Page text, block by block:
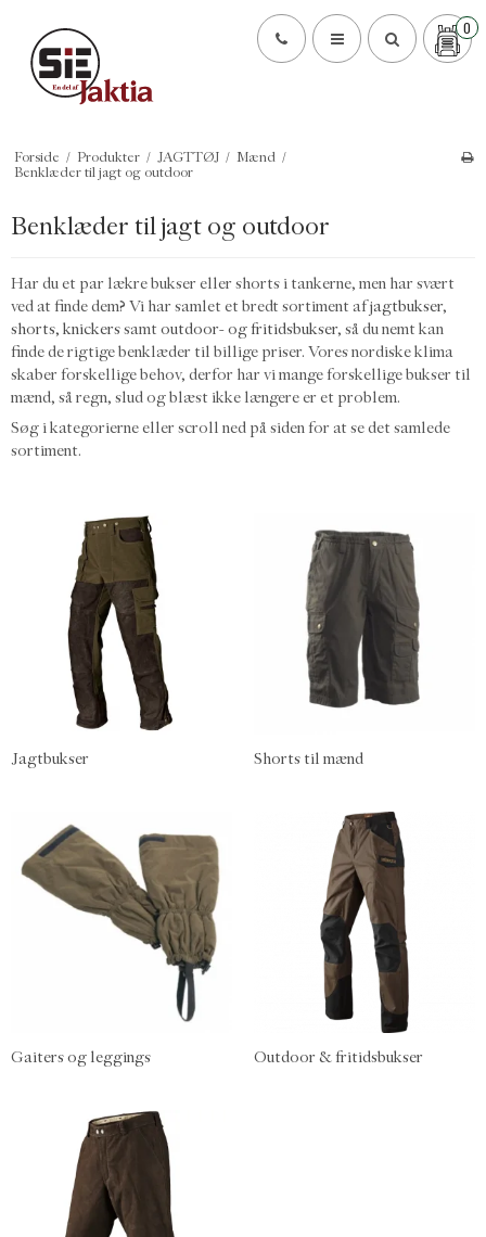
0
Forside / Produkter / JAGTTØJ / Mænd /
Benklæder til jagt og outdoor
Benklæder til jagt og outdoor
Har du et par lækre bukser eller shorts i tankerne, men har svært
ved at finde dem? Vi har samlet et bredt sortiment afjagtbukser,
shorts, knickerssamt outdoor- og fritidsbukser, så du nemt kan
finde de rigtige benklæder til billige priser. Vores nordiske klima
skaber forskellige behov, derfor har vi mange forskellige bukser til
mænd, så regn, slud og blæst ikke længere er et problem.
Søg i kategorierne eller scroll ned på siden for at se det samlede
sortiment.
Jagtbukser Shorts til mænd
Gaiters og leggings Outdoor & fritidsbukser